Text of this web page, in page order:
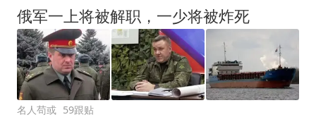
俄军一上将被解职，一少将被炸死
名人苟或 59跟贴